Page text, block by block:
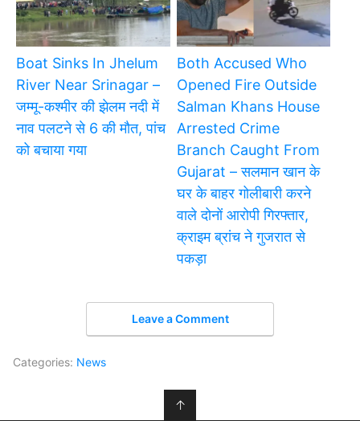
Boat Sinks In Jhelum
River Near Srinagar –
जम्मू-कश्मीर की झेलम नदी में
नाव पलटने से 6 की मौत, पांच
को बचाया गया
Both Accused Who
Opened Fire Outside
Salman Khans House
Arrested Crime
Branch Caught From
Gujarat – सलमान खान के
घर के बाहर गोलीबारी करने
वाले दोनों आरोपी गिरफ्तार,
क्राइम ब्रांच ने गुजरात से
पकड़ा
Leave a Comment
Categories: News
↑